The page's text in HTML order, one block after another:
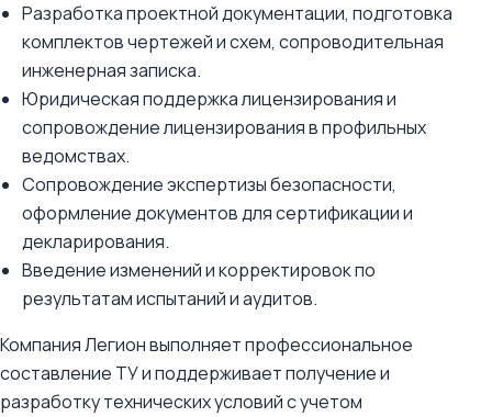
Разработка проектной документации, подготовка
комплектов чертежей и схем, сопроводительная
инженерная записка.
Юридическая поддержка лицензирования и
сопровождение лицензирования в профильных
ведомствах.
Сопровождение экспертизы безопасности,
оформление документов для сертификации и
декларирования.
Введение изменений и корректировок по
результатам испытаний и аудитов.
Компания Легион выполняет профессиональное
составление ТУ и поддерживает получение и
разработку технических условий с учетом